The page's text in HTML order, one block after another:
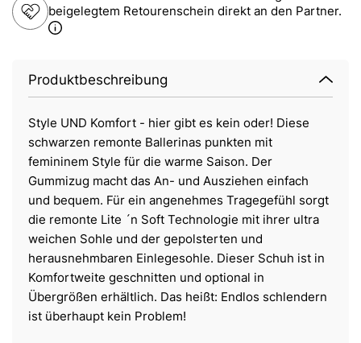
beigelegtem Retourenschein direkt an den Partner.
Produktbeschreibung
Style UND Komfort - hier gibt es kein oder! Diese
schwarzen remonte Ballerinas punkten mit
femininem Style für die warme Saison. Der
Gummizug macht das An- und Ausziehen einfach
und bequem. Für ein angenehmes Tragegefühl sorgt
die remonte Lite ´n Soft Technologie mit ihrer ultra
weichen Sohle und der gepolsterten und
herausnehmbaren Einlegesohle. Dieser Schuh ist in
Komfortweite geschnitten und optional in
Übergrößen erhältlich. Das heißt: Endlos schlendern
ist überhaupt kein Problem!